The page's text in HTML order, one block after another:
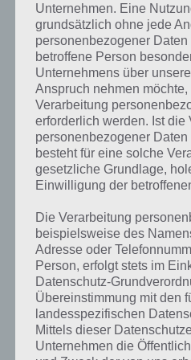
einem Schloss. Da die Reihenfolge
können wir dir nicht das exakte
unsere Komplettlösung jedoch
entsprechenden Antworten findest!
Weitere
gesucht?
Komplettlösung
kannst du mit
schnell die
Lösungen der
finden!
Du findest Lösungen auch ohne
Münzen einsetzt. Da diese jedoch
die Möglichkeit alle Antworten zu
Unternehmen. Eine
grundsätzlich ohne jede
personenbezogener
betroffene Person
Unternehmens über
Anspruch nehmen
Verarbeitung
erforderlich werden. Ist die
personenbezogener Daten
besteht für eine solche
gesetzliche Grundlage,
Einwilligung der
Die Verarbeitung
beispielsweise des
Adresse oder
Person, erfolgt stets im
Datenschutz-
Übereinstimmung mit den
landesspezifischen
Mittels dieser
Unternehmen die